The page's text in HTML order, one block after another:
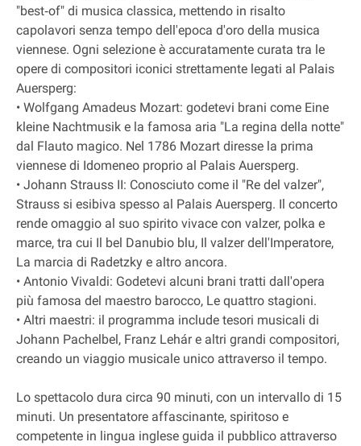
"best‐of" di musica classica, mettendo in risalto
capolavori senza tempo dell'epoca d'oro della musica
viennese. Ogni selezione è accuratamente curata tra le
opere di compositori iconici strettamente legati al Palais
Auersperg:
• Wolfgang Amadeus Mozart: godetevi brani come Eine
kleine Nachtmusik e la famosa aria "La regina della notte"
dal Flauto magico. Nel 1786 Mozart diresse la prima
viennese di Idomeneo proprio al Palais Auersperg.
• Johann Strauss II: Conosciuto come il "Re del valzer",
Strauss si esibiva spesso al Palais Auersperg. Il concerto
rende omaggio al suo spirito vivace con valzer, polka e
marce, tra cui Il bel Danubio blu, Il valzer dell'Imperatore,
La marcia di Radetzky e altro ancora.
• Antonio Vivaldi: Godetevi alcuni brani tratti dall'opera
più famosa del maestro barocco, Le quattro stagioni.
• Altri maestri: il programma include tesori musicali di
Johann Pachelbel, Franz Lehár e altri grandi compositori,
creando un viaggio musicale unico attraverso il tempo.
Lo spettacolo dura circa 90 minuti, con un intervallo di 15
minuti. Un presentatore affascinante, spiritoso e
competente in lingua inglese guida il pubblico attraverso